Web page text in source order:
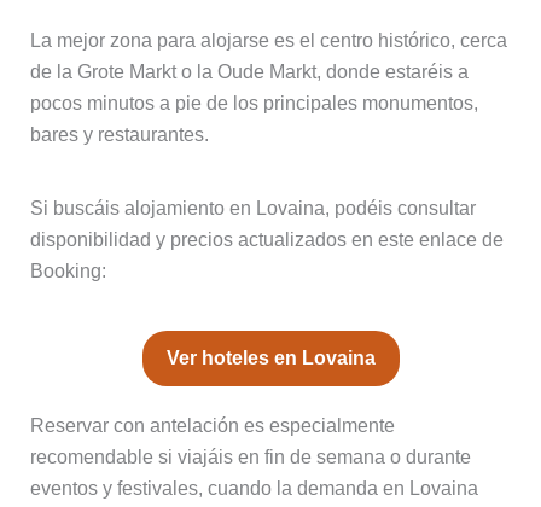
La mejor zona para alojarse es el centro histórico, cerca
de la Grote Markt o la Oude Markt, donde estaréis a
pocos minutos a pie de los principales monumentos,
bares y restaurantes.
Si buscáis alojamiento en Lovaina, podéis consultar
disponibilidad y precios actualizados en este enlace de
Booking:
Ver hoteles en Lovaina
Reservar con antelación es especialmente
recomendable si viajáis en fin de semana o durante
eventos y festivales, cuando la demanda en Lovaina